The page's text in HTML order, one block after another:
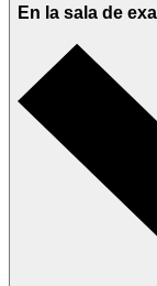
En la sala de